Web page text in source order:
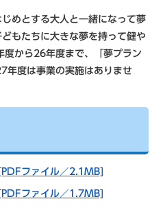
めとする大人と一緒になって夢
もたちに大きな夢を持って健や
度から26年度まで、「夢プラン
年度は事業の実施はありませ
ファイル／2.1MB]
ファイル／1.7MB]